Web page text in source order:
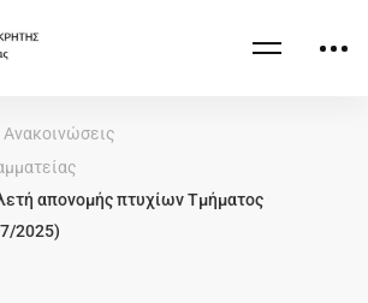
Ανακοινώσεις
απονομής πτυχίων Τμήματος
2025)